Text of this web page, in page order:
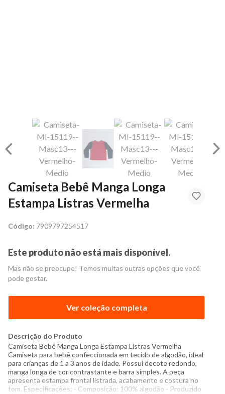
Camiseta Bebê Manga Longa
Estampa Listras Vermelha
Código: 7909797254517
Este produto não está mais disponível.
Mas não se preocupe! Temos muitas outras opções que você
pode gostar.
Ver coleção completa
Descrição do Produto
Camiseta Bebê Manga Longa Estampa Listras Vermelha
Camiseta para bebê confeccionada em tecido de algodão, ideal
para crianças de 1 a 3 anos de idade. Possui decote redondo,
manga longa de cor contrastante e barra simples. A peça
apresenta estampa frontal listrada, acabamento e costura no
tom. Especificações: - Composição: 100% algodão - Produzido